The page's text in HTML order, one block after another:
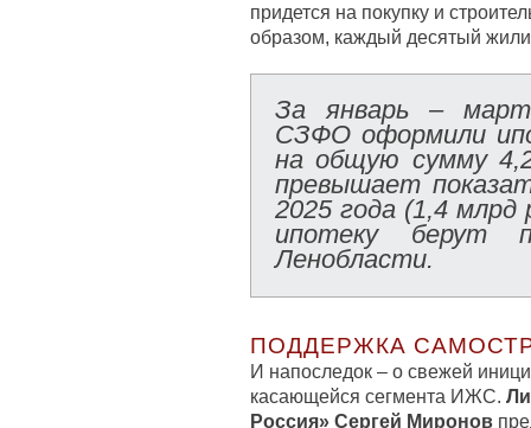
придется на покупку и
образом, каждый десятый
За январь –
СЗФО оформили
на общую сумму
превышает
2025 года (1,4
ипотеку берут
Ленобласти.
ПОДДЕРЖКА
И напоследок – о свежей
касающейся сегмента ИЖС.
Россия» Сергей Миронов